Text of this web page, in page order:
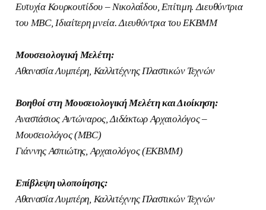
Ευτυχία Κουρκουτίδου – Νικολαΐδου, Επίτιμη. Διευθύντρια
του MBC, Ιδιαίτερη μνεία. Διευθύντρια του ΕΚΒΜΜ
Μουσειολογική Μελέτη:
Αθανασία Λυμπέρη, Καλλιτέχνης Πλαστικών Τεχνών
Βοηθοί στη Μουσειολογική Μελέτη και Διοίκηση:
Αναστάσιος Αντώναρος, Διδάκτωρ Αρχαιολόγος –
Μουσειολόγος (MBC)
Γιάννης Ασπιώτης, Αρχαιολόγος (ΕΚΒΜΜ)
Επίβλεψη υλοποίησης:
Αθανασία Λυμπέρη, Καλλιτέχνης Πλαστικών Τεχνών